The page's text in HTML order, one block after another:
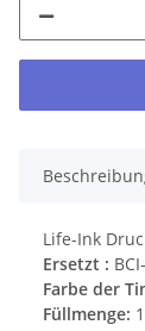
Life-Ink
Ersetzt :
Farbe der
Füllmenge: